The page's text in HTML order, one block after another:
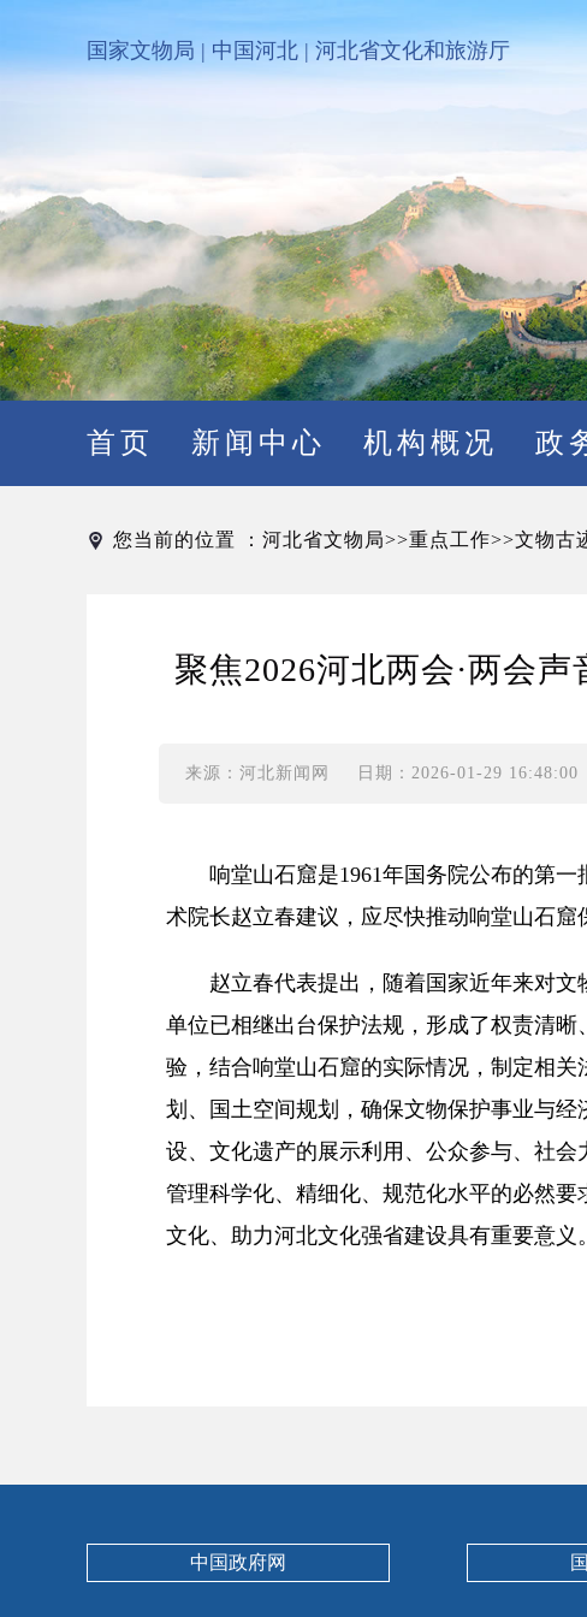
国家文物局 | 中国河北|河北省文化和旅游厅
首页 新闻中心 机构概况 政
您当前的位置 ： 河北省文物局>>重点工作>>文物古
聚焦2026河北两会·两会
来源：河北新闻网 日期：2026-01-29 16:48:00
响堂山石窟是1961年国务院公布的第一
术院长赵立春建议，应尽快推动响堂山石窟
赵立春代表提出，随着国家近年来对文
单位已相继出台保护法规，形成了权责清
验，结合响堂山石窟的实际情况，制定相
划、国土空间规划，确保文物保护事业与
设、文化遗产的展示利用、公众参与、社
管理科学化、精细化、规范化水平的必然
文化、助力河北文化强省建设具有重要意义。
中国政府网